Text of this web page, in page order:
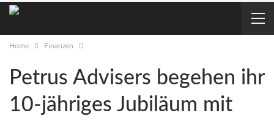
Home Finanzen
Petrus Advisers begehen ihr
10-jähriges Jubiläum mit